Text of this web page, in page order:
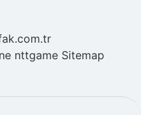
nttgame Sitemap